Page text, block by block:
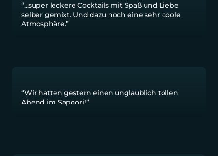
“...super leckere Cocktails mit Spaß und Liebe
selber gemixt. Und dazu noch eine sehr coole
Atmosphäre.”
“Wir hatten gestern einen unglaublich tollen
Abend im Sapoori!”